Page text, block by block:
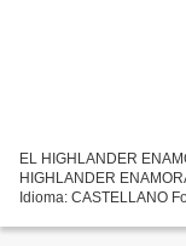
EL HIGHLANDER
HIGHLANDER
Idioma: CASTELLANO
gratis Ebook...